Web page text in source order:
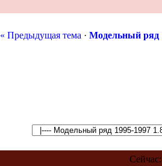
« Предыдущая тема · Модельный ряд